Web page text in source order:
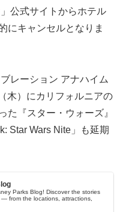
公式サイトからホテル
にキャンセルとなりま
レーション アナハイム
木）にカリフォルニアの
た『スター・ウォーズ』
Star Wars Nite」も延期
Parks Blog! Discover the stories
from the locations, attractions,